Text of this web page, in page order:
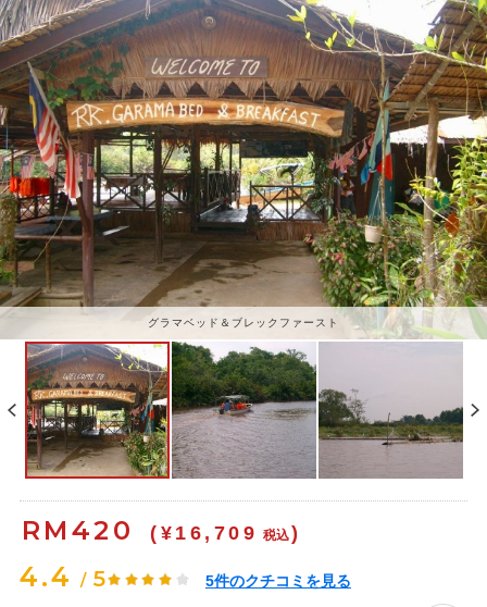
グラマベッド＆ブレックファースト
RM 420 (¥16,709 税込)
4.4 / 5 5件のクチコミを見る